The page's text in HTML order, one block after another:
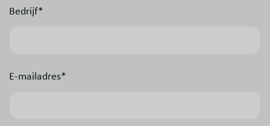
Bedrijf*
E-mailadres*